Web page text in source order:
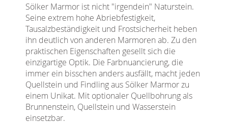
Sölker Marmor ist nicht "irgendein" Naturstein.
Seine extrem hohe Abriebfestigkeit,
Tausalzbeständigkeit und Frostsicherheit heben
ihn deutlich von anderen Marmoren ab. Zu den
praktischen Eigenschaften gesellt sich die
einzigartige Optik. Die Farbnuancierung, die
immer ein bisschen anders ausfällt, macht jeden
Quellstein und Findling aus Sölker Marmor zu
einem Unikat. Mit optionaler Quellbohrung als
Brunnenstein, Quellstein und Wasserstein
einsetzbar.